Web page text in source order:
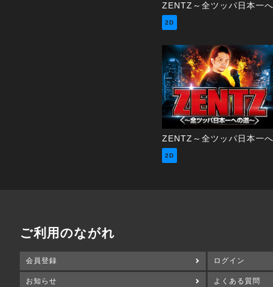
2D
2D
ご利用のながれ
会員登録 ログイン
お知らせ よくある質問